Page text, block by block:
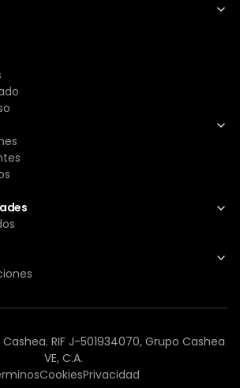
RIF J-501934070, Grupo Cashea
VE, C.A.
CookiesPrivacidad